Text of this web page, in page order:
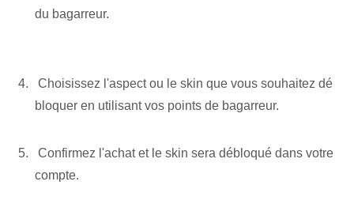
du bagarreur.
‍ Choisissez l'aspect ou le skin que vous souhaitez dé
bloquer en utilisant vos points de bagarreur.
⁣ Confirmez l'achat et le skin sera débloqué dans votre
compte.